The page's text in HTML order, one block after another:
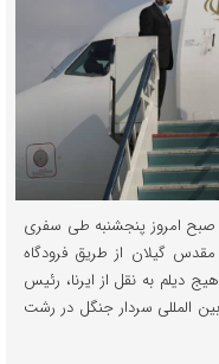
صبح امروز پنجشنبه طی سفری
گیلان از طریق فرودگاه
دیلم به نقل از ایرنا، رئیس
المللی سردار جنگل در رشت